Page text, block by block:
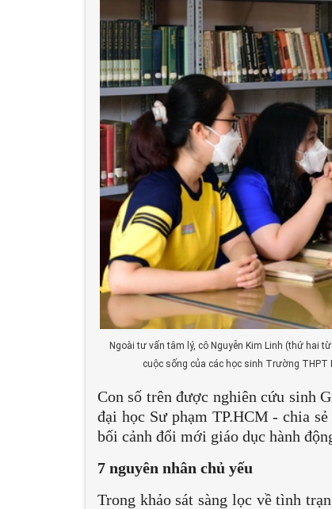
Ngoài tư vấn tâm lý, cô Nguyễn Kim Linh (thứ hai
cuộc sống của các học sinh Trường THPT
Con số trên được nghiên cứu sinh
đại học Sư phạm TP.HCM - chia
bối cảnh đổi mới giáo dục hành
7 nguyên nhân chủ yếu
Trong khảo sát sàng lọc về tình